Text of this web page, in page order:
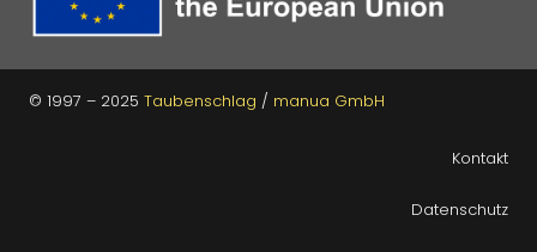
© 1997 – 2025 Taubenschlag / manua GmbH
Kontakt
Datenschutz